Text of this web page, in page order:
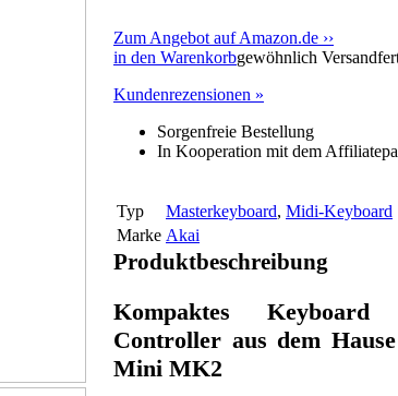
Zum Angebot auf Amazon.de ››
in den Warenkorbgewöhnlich
Kundenrezensionen »
Sorgenfreie Bestellung
In Kooperation mit dem
Typ Masterkeyboard, Midi-Keyboard
Marke Akai
Produktbeschreibung
Kompaktes
Controller aus dem
Mini MK2